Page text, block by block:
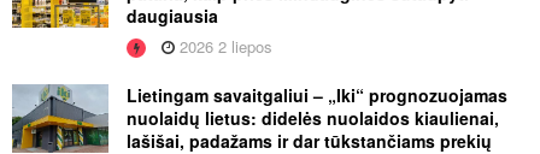
daugiausia
2026 2 liepos
Lietingam savaitgaliui – „Iki“ prognozuojamas
nuolaidų lietus: didelės nuolaidos kiaulienai,
lašišai, padažams ir dar tūkstančiams prekių